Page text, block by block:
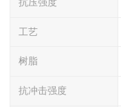
工艺
树脂
抗冲击强度